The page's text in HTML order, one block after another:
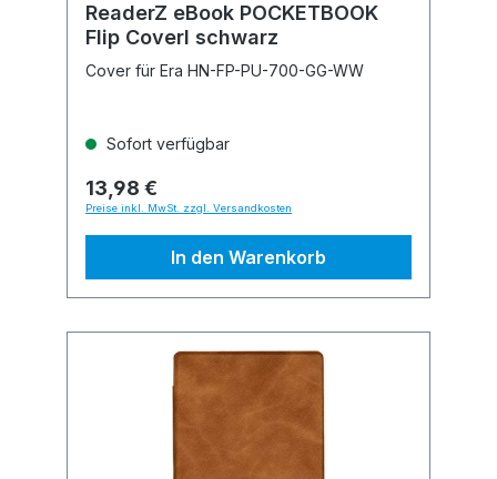
ReaderZ eBook POCKETBOOK
Flip Coverl schwarz
Cover für Era HN-FP-PU-700-GG-WW
Sofort verfügbar
13,98 €
Preise inkl. MwSt. zzgl. Versandkosten
In den Warenkorb